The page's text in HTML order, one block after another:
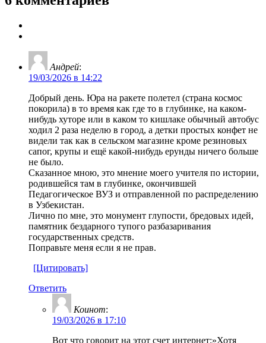
Андрей:
19/03/2026 в 14:22
Добрый день. Юра на ракете полетел (страна космос
покорила) в то время как где то в глубинке, на каком-
нибудь хуторе или в каком то кишлаке обычный автобус
ходил 2 раза неделю в город, а детки простых конфет не
видели так как в сельском магазине кроме резиновых
сапог, крупы и ещё какой-нибудь ерунды ничего больше
не было.
Сказанное мною, это мнение моего учителя по истории,
родившейся там в глубинке, окончившей
Педагогическое ВУЗ и отправленной по распределению
в Узбекистан.
Лично по мне, это монумент глупости, бредовых идей,
памятник бездарного тупого разбазаривания
государственных средств.
Поправьте меня если я не прав.
[Цитировать]
Ответить
Коинот:
19/03/2026 в 17:10
Вот что говорит на этот счет интернет:»Хотя